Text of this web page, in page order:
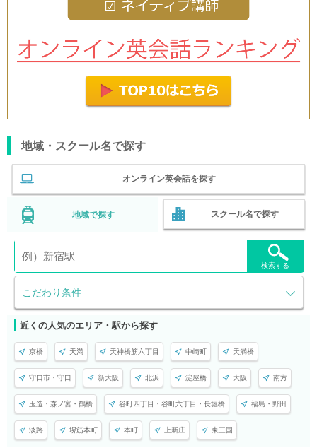
地域・スクール名で探す
オンライン英会話を探す
地域で探す スクール名で探す
こだわり条件
検索する
近くの人気のエリア・駅から探す
京橋 天満 天神橋筋六丁目 中崎町 天満橋
守口市・守口 新大阪 北浜 淀屋橋 大阪 南方
玉造・森ノ宮・鶴橋 谷町四丁目・谷町六丁目・長堀橋 福島・野田
淡路 堺筋本町 本町 上新庄 東三国